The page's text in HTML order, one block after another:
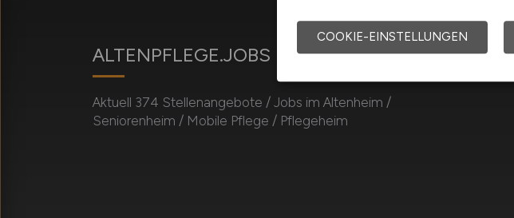
ALTENPFLEGE.JOBS
Aktuell 374 Stellenangebote / Jobs im Altenheim /
Seniorenheim / Mobile Pflege / Pflegeheim
COOKIE-EINSTELLUNGEN